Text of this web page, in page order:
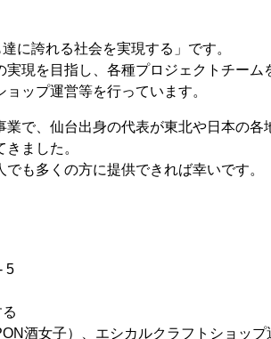
に誇れる社会を実現する」です。
現を目指し、各種プロジェクトチーム
ップ運営等を行っています。
業で、仙台出身の代表が東北や日本の各
ました。
も多くの方に提供できれば幸いです。
5
酒女子）、エシカルクラフトショップ